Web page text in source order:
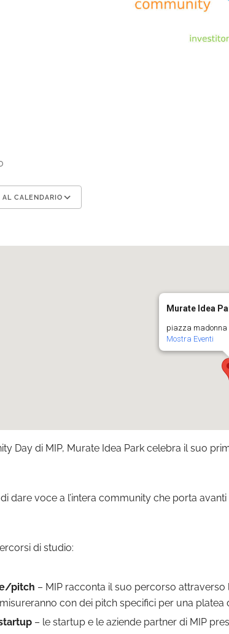
AL CALENDARIO
Murate Idea
piazza madonna
Mostra Eventi
Day di MIP, Murate Idea Park celebra il suo
dare voce a l’intera community che porta
di studio:
pitch – MIP racconta il suo percorso
con dei pitch specifici per una platea
– le startup e le aziende partner di MIP